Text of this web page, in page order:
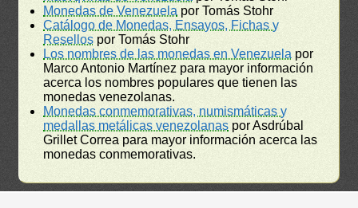
Monedas de Venezuela por Tomás Stohr
Catálogo de Monedas, Ensayos, Fichas y
Resellos por Tomás Stohr
Los nombres de las monedas en Venezuela por
Marco Antonio Martínez para mayor información
acerca los nombres populares que tienen las
monedas venezolanas.
Monedas conmemorativas, numismáticas y
medallas metálicas venezolanas por Asdrúbal
Grillet Correa para mayor información acerca las
monedas conmemorativas.